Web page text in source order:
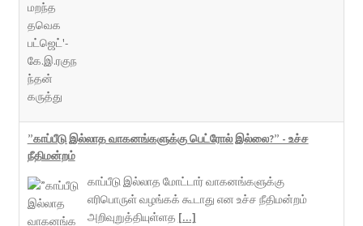
”காப்பீடு இல்லாத வாகனங்களுக்கு பெட்ரோல் இல்லை?” - உச்ச
நீதிமன்றம்
காப்பீடு இல்லாத மோட்டார் வாகனங்களுக்கு
எரிபொருள் வழங்கக் கூடாது என உச்ச நீதிமன்றம்
அறிவுறுத்தியுள்ளத [...]